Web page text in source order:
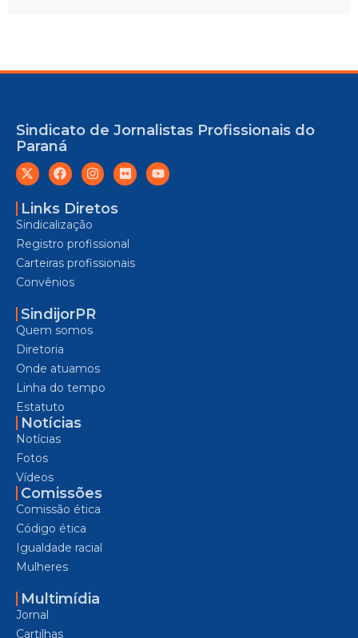
Sindicato de Jornalistas Profissionais do
Paraná
Links Diretos
Sindicalização
Registro profissional
Carteiras profissionais
Convênios
SindijorPR
Quem somos
Diretoria
Onde atuamos
Linha do tempo
Estatuto
Notícias
Notícias
Fotos
Vídeos
Comissões
Comissão ética
Código ética
Igualdade racial
Mulheres
Multimídia
Jornal
Cartilhas